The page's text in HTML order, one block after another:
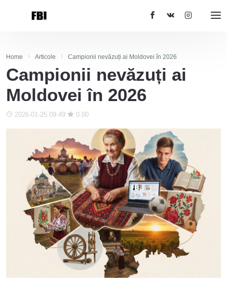
Home Articole Campionii nevăzuți ai Moldovei în 2026
Campionii nevăzuți ai
Moldovei în 2026
2026-01-25 09:49 0.00